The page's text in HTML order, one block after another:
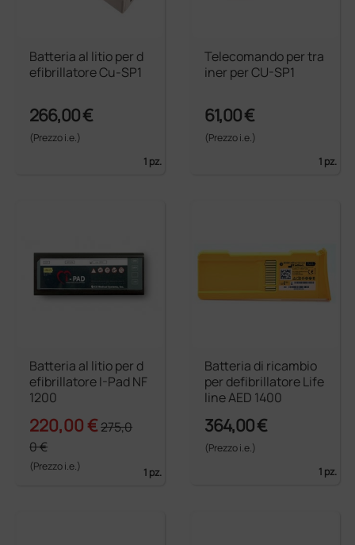
Batteria al litio per d
efibrillatore Cu-SP1
266,00 €
(Prezzo i.e.)
1 pz.
Telecomando per tra
iner per CU-SP1
61,00 €
(Prezzo i.e.)
1 pz.
Batteria al litio per d
efibrillatore I-Pad NF
1200
220,00 €275,0
0 €
(Prezzo i.e.) 1 pz.
Batteria di ricambio
per defibrillatore Life
line AED 1400
364,00 €
(Prezzo i.e.)
1 pz.